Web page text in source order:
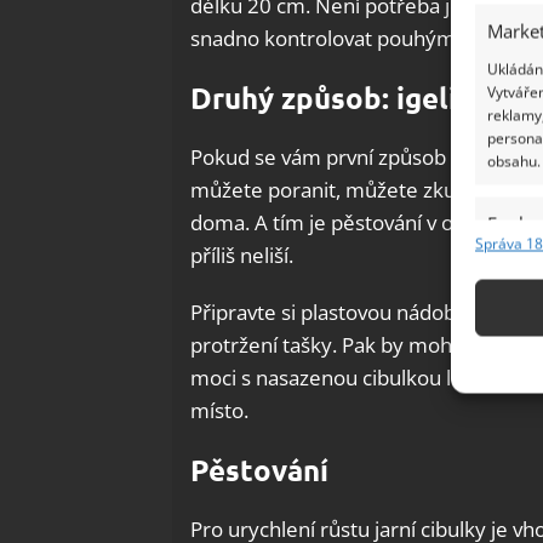
obsahu.
Funkce
Správa
snadno kontrolovat pouhým okem.
Druhý způsob: igelitová
Pokud se vám první způsob
můžete poranit, můžete zkusit ještě i
doma. A tím je pěstování v obyčejné
příliš neliší.
Připravte si plastovou nádobu nebo
protržení tašky. Pak by mohlo dojít
moci s nasazenou cibulkou lépe
místo.
Pěstování
Pro urychlení růstu jarní cibulky je